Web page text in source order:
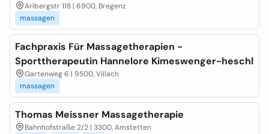
Arlbergstr 118 | 6900, Bregenz
massagen
Fachpraxis Für Massagetherapien -
Sporttherapeutin Hannelore Kimeswenger-heschl
Gartenweg 6 | 9500, Villach
massagen
Thomas Meissner Massagetherapie
Bahnhofstraße 2/2 | 3300, Amstetten